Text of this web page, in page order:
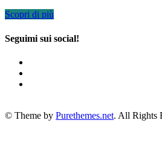
Scopri di più
Seguimi sui social!
© Theme by Purethemes.net. All Rights